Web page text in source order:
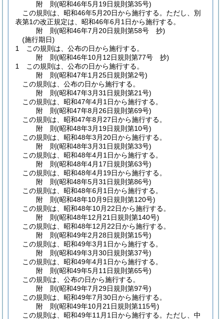
附 則(昭和46年5月19日規則第35号)
この規則は、昭和46年5月20日から施行する。 ただし、別
表第1の改正規定は、昭和46年6月1日から施行する。
附 則(昭和46年7月20日規則第58号 抄)
(施行期日)
1
この規則は、公布の日から施行する。
附 則(昭和46年10月12日規則第77号 抄)
1
この規則は、公布の日から施行する。
附 則(昭和47年1月25日規則第2号)
この規則は、公布の日から施行する。
附 則(昭和47年3月31日規則第21号)
この規則は、昭和47年4月1日から施行する。
附 則(昭和47年8月26日規則第69号)
この規則は、昭和47年8月27日から施行する。
附 則(昭和48年3月19日規則第10号)
この規則は、昭和48年3月20日から施行する。
附 則(昭和48年3月31日規則第33号)
この規則は、昭和48年4月1日から施行する。
附 則(昭和48年4月17日規則第63号)
この規則は、昭和48年4月19日から施行する。
附 則(昭和48年5月31日規則第86号)
この規則は、昭和48年6月1日から施行する。
附 則(昭和48年10月9日規則第120号)
この規則は、昭和48年10月22日から施行する。
附 則(昭和48年12月21日規則第140号)
この規則は、昭和48年12月22日から施行する。
附 則(昭和49年2月28日規則第15号)
この規則は、昭和49年3月1日から施行する。
附 則(昭和49年3月30日規則第37号)
この規則は、昭和49年4月1日から施行する。
附 則(昭和49年5月11日規則第65号)
この規則は、公布の日から施行する。
附 則(昭和49年7月29日規則第97号)
この規則は、昭和49年7月30日から施行する。
附 則(昭和49年10月21日規則第115号)
この規則は、昭和49年11月1日から施行する。 ただし、中